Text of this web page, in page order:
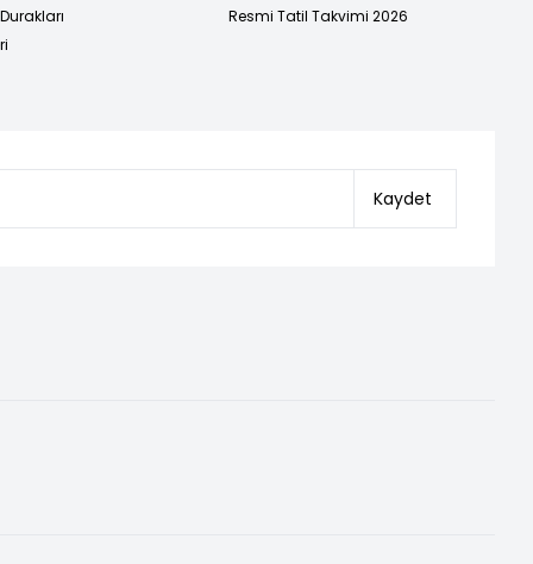
Resmi Tatil Takvimi 2026
Kaydet